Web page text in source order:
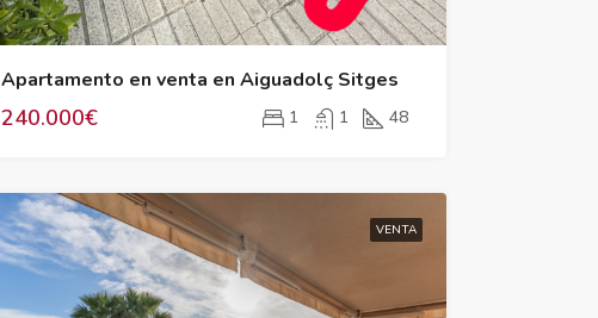
Apartamento en venta en Aiguadolç Sitges
240.000€ 1 1 48
VENTA